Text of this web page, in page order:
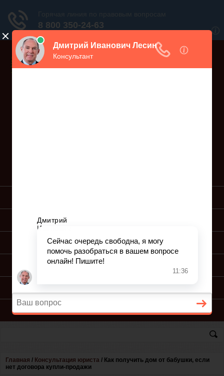
ПОДГОТОВКА ИСКА
ПОДАЧА ИСКА
КОНСУЛЬТАЦИЯ ЮРИСТА
Главная / Консультация юриста / Как получить дом от бабушки, если
нет договора купли-продажи